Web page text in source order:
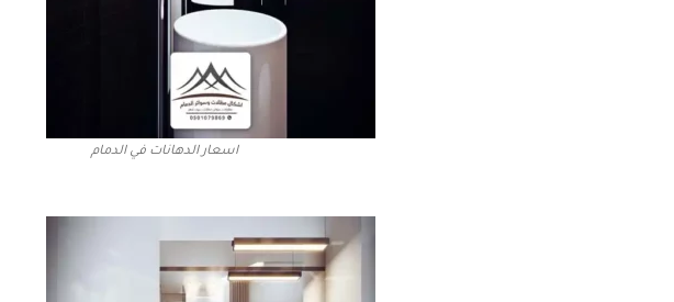
اسعار الدهانات في الدمام